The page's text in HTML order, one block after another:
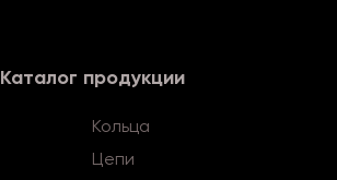
Каталог продукции
Кольца
Цепи